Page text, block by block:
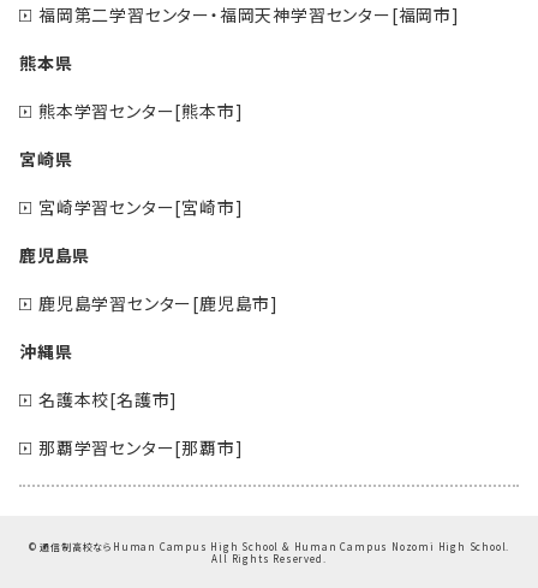
福岡第二学習センター・福岡天神学習センター[福岡市]
熊本県
熊本学習センター[熊本市]
宮崎県
宮崎学習センター[宮崎市]
鹿児島県
鹿児島学習センター[鹿児島市]
沖縄県
名護本校[名護市]
那覇学習センター[那覇市]
©通信制高校ならHuman Campus High School & Human Campus Nozomi High School.
All Rights Reserved.